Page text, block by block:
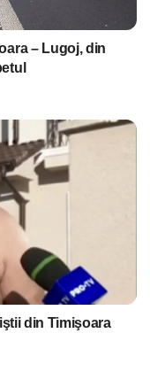
– Lugoj, din
din Timişoara